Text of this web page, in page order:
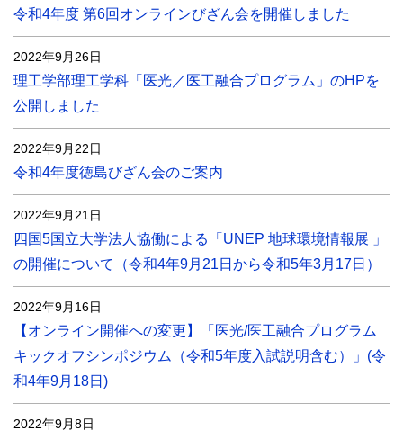
令和4年度 第6回オンラインびざん会を開催しました
2022年9月26日
理工学部理工学科「医光／医工融合プログラム」のHPを
公開しました
2022年9月22日
令和4年度徳島びざん会のご案内
2022年9月21日
四国5国立大学法人協働による「UNEP 地球環境情報展 」
の開催について（令和4年9月21日から令和5年3月17日）
2022年9月16日
【オンライン開催への変更】「医光/医工融合プログラム
キックオフシンポジウム（令和5年度入試説明含む）」(令
和4年9月18日)
2022年9月8日